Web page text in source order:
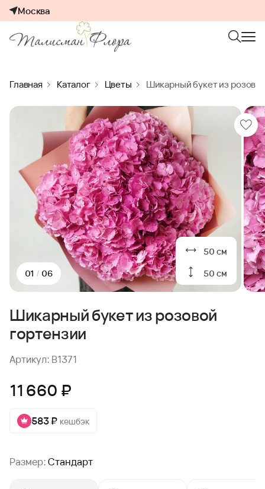
Москва
Главная Каталог Цветы Шикарный букет из
50 см
50 см
01 / 06
Шикарный букет из розовой
гортензии
Артикул: B1371
11 660 ₽
583 ₽ кешбэк
Размер:Стандарт